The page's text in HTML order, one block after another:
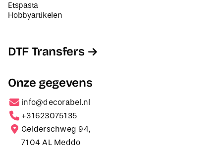
Etspasta
Hobbyartikelen
DTF Transfers
Onze gegevens
info@decorabel.nl
+31623075135
Gelderschweg 94,
7104 AL Meddo